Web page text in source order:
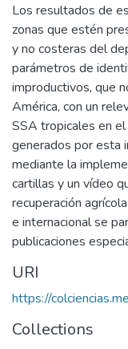
Los resultados de
zonas que estén
y no costeras del
parámetros de
improductivos, que
América, con un
SSA tropicales en
generados por esta
mediante la
cartillas y un vídeo
recuperación
e internacional se
publicaciones
URI
https://
Collections